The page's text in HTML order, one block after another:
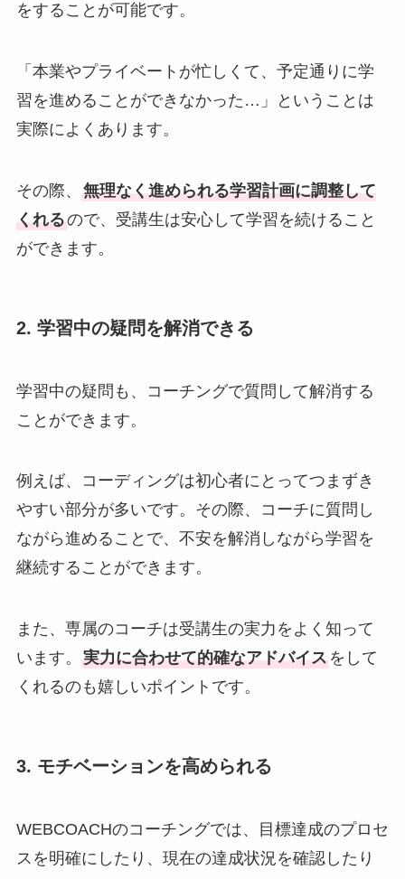
をすることが可能です。
「本業やプライベートが忙しくて、予定通りに学
習を進めることができなかった…」ということは
実際によくあります。
その際、 無理なく進められる学習計画に調整して
くれるので、受講生は安心して学習を続けること
ができます。
2. 学習中の疑問を解消できる
学習中の疑問も、コーチングで質問して解消する
ことができます。
例えば、コーディングは初心者にとってつまずき
やすい部分が多いです。その際、コーチに質問し
ながら進めることで、不安を解消しながら学習を
継続することができます。
また、専属のコーチは受講生の実力をよく知って
います。 実力に合わせて的確なアドバイスをして
くれるのも嬉しいポイントです。
3. モチベーションを高められる
WEBCOACHのコーチングでは、目標達成のプロセ
スを明確にしたり、現在の達成状況を確認したり